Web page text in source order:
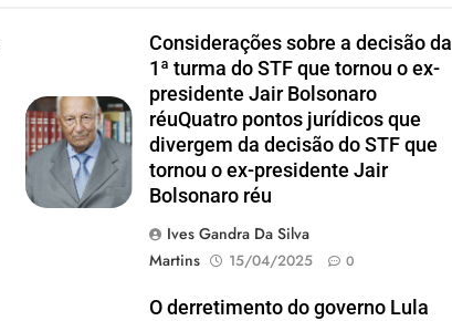
Andreia Tarelow
Considerações sobre a decisão da
1ª turma do STF que tornou o ex-
presidente Jair Bolsonaro
réuQuatro pontos jurídicos que
divergem da decisão do STF que
tornou o ex-presidente Jair
Bolsonaro réu
Ives Gandra Da Silva
Martins
15/04/2025 0
O derretimento do governo Lula